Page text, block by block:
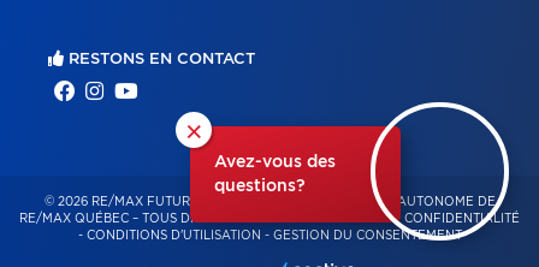
×
Avez-vous des
questions?
RESTONS EN CONTACT
© 2026 RE/MAX FUTUR – FRANCHISÉ INDÉPENDANT ET AUTONOME DE
RE/MAX QUÉBEC – TOUS DROITS RÉSERVÉS -
POLITIQUE DE CONFIDENTIALITÉ
- CONDITIONS D'UTILISATION - GESTION DU CONSENTEMENT